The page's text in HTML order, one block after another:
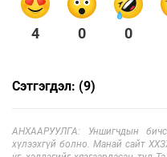
4 0 0
Сэтгэгдэл: (9)
АНХААРУУЛГА: Уншигчдын
хүлээхгүй болно. Манай сайт